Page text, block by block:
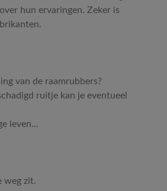
hun ervaringen. Zeker is
van de raamrubbers?
ruitje kan je eventueel
leven...
weg zit.